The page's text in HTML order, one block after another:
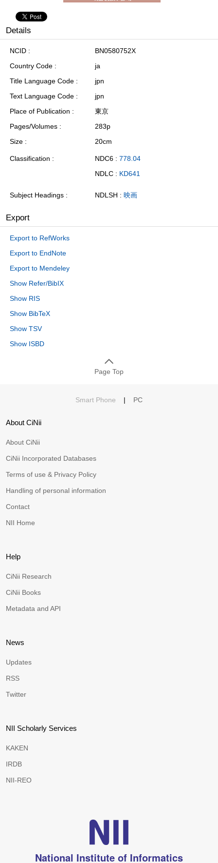
Details
NCID
BN0580752X
Country Code
ja
Title Language Code
jpn
Text Language Code
jpn
Place of Publication
東京
Pages/Volumes
283p
Size
20cm
Classification NDC6 : 778.04
NDLC : KD641
Subject Headings NDLSH : 映画
Export
Export to RefWorks
Export to EndNote
Export to Mendeley
Show Refer/BibIX
Show RIS
Show BibTeX
Show TSV
Show ISBD
Page Top
Smart Phone | PC
About CiNii
About CiNii
CiNii Incorporated Databases
Terms of use & Privacy Policy
Handling of personal information
Contact
NII Home
Help
CiNii Research
CiNii Books
Metadata and API
News
Updates
RSS
Twitter
NII Scholarly Services
KAKEN
IRDB
NII-REO
National Institute of Informatics